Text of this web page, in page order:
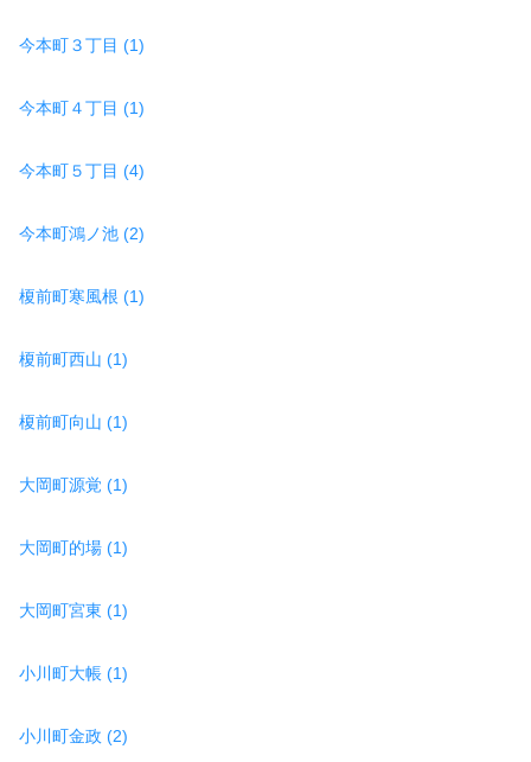
今本町３丁目 (1)
今本町４丁目 (1)
今本町５丁目 (4)
今本町鴻ノ池 (2)
榎前町寒風根 (1)
榎前町西山 (1)
榎前町向山 (1)
大岡町源覚 (1)
大岡町的場 (1)
大岡町宮東 (1)
小川町大帳 (1)
小川町金政 (2)